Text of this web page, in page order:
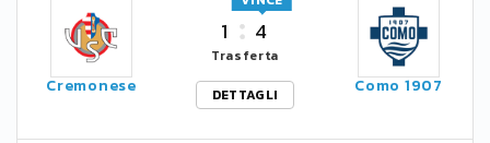
Cremonese
1 4
Trasferta
DETTAGLI
Como 1907